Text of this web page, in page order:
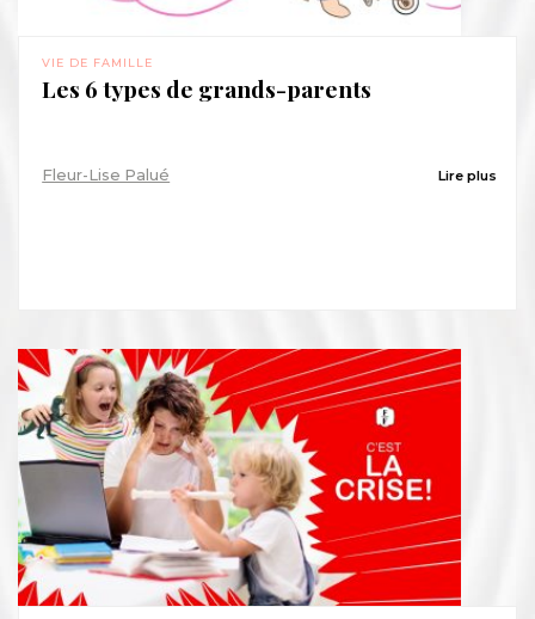
VIE DE FAMILLE
Les 6 types de grands-parents
Fleur-Lise Palué Lire plus